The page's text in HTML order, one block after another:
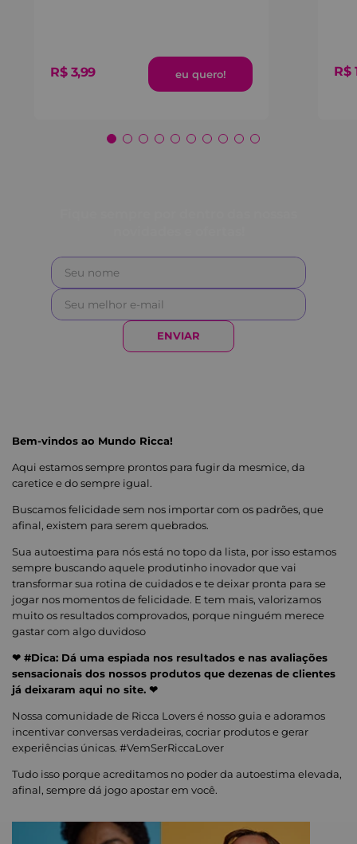
R$ 3,99 R$
ENVIAR
Bem-vindos ao Mundo Ricca!
Aqui estamos sempre prontos para fugir da mesmice, da
caretice e do sempre igual.
Buscamos felicidade sem nos importar com os padrões, que
afinal, existem para serem quebrados.
Sua autoestima para nós está no topo da lista, por isso estamos
sempre buscando aquele produtinho inovador que vai
transformar sua rotina de cuidados e te deixar pronta para se
jogar nos momentos de felicidade. E tem mais, valorizamos
muito os resultados comprovados, porque ninguém merece
gastar com algo duvidoso
❤ #Dica: Dá uma espiada nos resultados e nas avaliações
sensacionais dos nossos produtos que dezenas de clientes
já deixaram aqui no site. ❤
Nossa comunidade de Ricca Lovers é nosso guia e adoramos
incentivar conversas verdadeiras, cocriar produtos e gerar
experiências únicas. #VemSerRiccaLover
Tudo isso porque acreditamos no poder da autoestima elevada,
afinal, sempre dá jogo apostar em você.